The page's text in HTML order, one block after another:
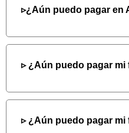
¿Aún puedo pagar en
¿Aún puedo pagar mi
¿Aún puedo pagar mi